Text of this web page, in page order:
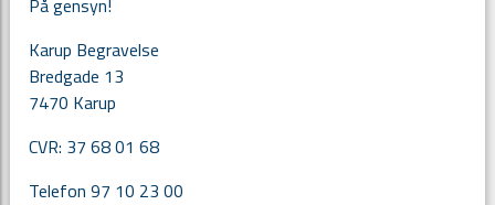
Karup Begravelse
Bredgade 13
7470 Karup
CVR: 37 68 01 68
Telefon 97 10 23 00